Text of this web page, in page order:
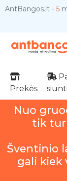
AntBangos.lt - 5
Prekės
Nuo
tik
Šventinio
gali kiek